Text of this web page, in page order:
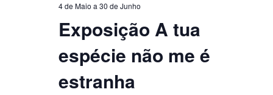
Exposição A tua
espécie não me é
estranha
4 de Maio a 30 de Junho